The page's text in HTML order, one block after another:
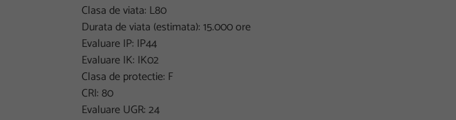
Clasa de viata: L80
Durata de viata (estimata): 15.000 ore
Evaluare IP: IP44
Evaluare IK: IK02
Clasa de protectie: F
CRI: 80
Evaluare UGR: 24